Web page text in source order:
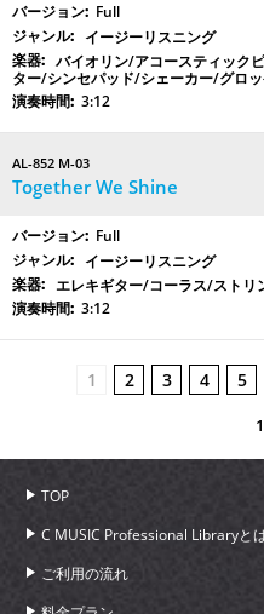
Full
イージーリスニング
バイオリン/アコースティック
ター/シンセパッド/シェーカー/グロ
3:12
AL-852 M-03
Together We Shine
Full
イージーリスニング
エレキギター/コーラス/スト
3:12
1 2 3 4 5
TOP
C MUSIC Professional Libraryと
ご利用の流れ